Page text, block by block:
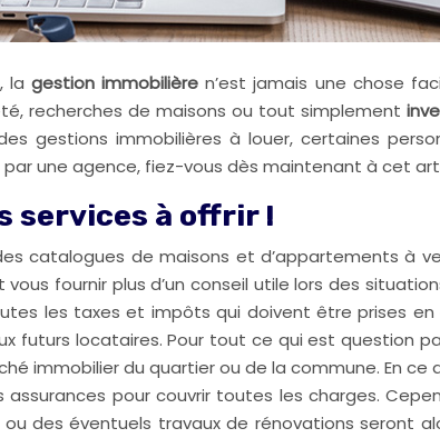
lagestion immobilière n’est jamais une chose
recherches de maisons ou tout simplement
gestions immobilières à louer, certaines
une agence, fiez-vous dès maintenant à cet
services à offrir !
catalogues de maisons et d’appartements à
fournir plus d’un conseil utile lors des
les taxes et impôts qui doivent être prises
locataires. Pour tout ce qui est question
immobilier du quartier ou de la commune. En
pour couvrir toutes les charges.
des éventuels travaux de rénovations